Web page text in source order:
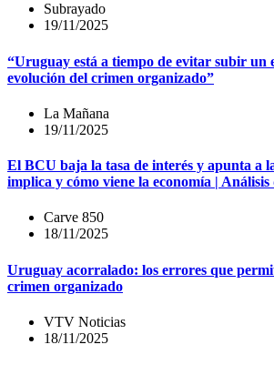
Subrayado
19/11/2025
“Uruguay está a tiempo de evitar subir un
evolución del crimen organizado”
La Mañana
19/11/2025
El BCU baja la tasa de interés y apunta a
implica y cómo viene la economía |
Carve 850
18/11/2025
Uruguay acorralado: los errores que
crimen organizado
VTV Noticias
18/11/2025